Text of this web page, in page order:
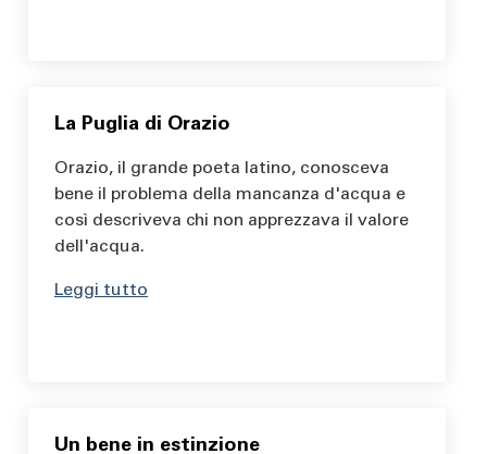
La Puglia di Orazio
Orazio, il grande poeta latino, conosceva
bene il problema della mancanza d'acqua e
così descriveva chi non apprezzava il valore
dell'acqua.
Leggi tutto
Un bene in estinzione